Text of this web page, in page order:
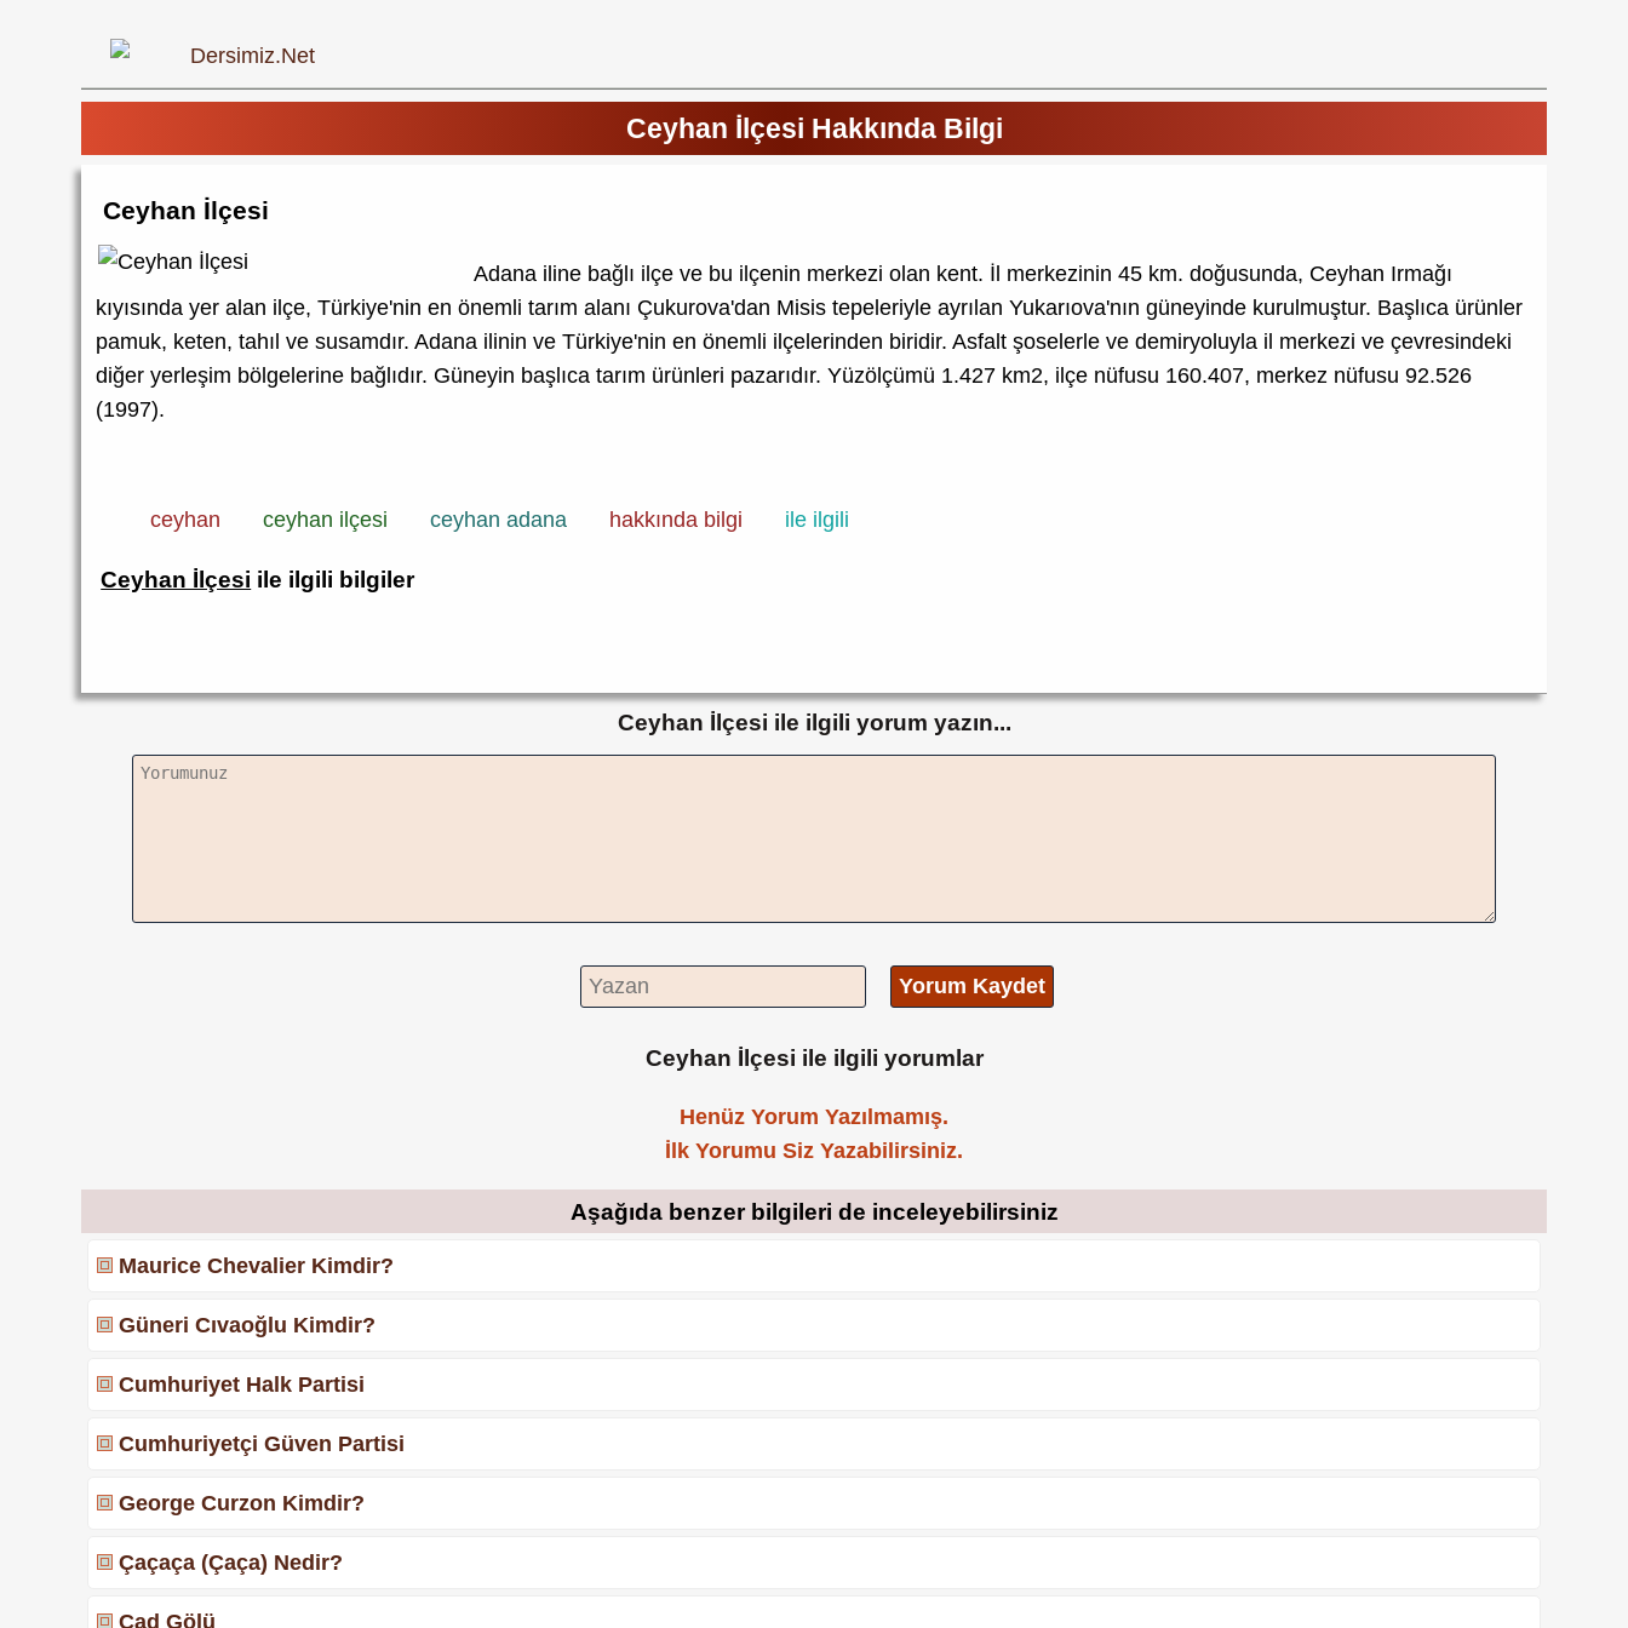
Ceyhan İlçesi Hakkında Bilgi
Ceyhan İlçesi
Adana iline bağlı ilçe ve bu ilçenin merkezi olan kent. İl merkezinin 45 km. doğusunda, Ceyhan Irmağı
kıyısında yer alan ilçe, Türkiye'nin en önemli tarım alanı Çukurova'dan Misis tepeleriyle ayrılan Yukarıova'nın güneyinde kurulmuştur. Başlıca ürünler
pamuk, keten, tahıl ve susamdır. Adana ilinin ve Türkiye'nin en önemli ilçelerinden biridir. Asfalt şoselerle ve demiryoluyla il merkezi ve çevresindeki
diğer yerleşim bölgelerine bağlıdır. Güneyin başlıca tarım ürünleri pazarıdır. Yüzölçümü 1.427 km2, ilçe nüfusu 160.407, merkez nüfusu 92.526
(1997).
ceyhan ceyhan ilçesi ceyhan adana hakkında bilgi ile ilgili
Ceyhan İlçesi ile ilgili bilgiler
Ceyhan İlçesi ile ilgili yorum yazın...
Yorum Kaydet
Ceyhan İlçesi ile ilgili yorumlar
Henüz Yorum Yazılmamış.
İlk Yorumu Siz Yazabilirsiniz.
Aşağıda benzer bilgileri de inceleyebilirsiniz
Maurice Chevalier Kimdir?
Güneri Cıvaoğlu Kimdir?
Cumhuriyet Halk Partisi
Cumhuriyetçi Güven Partisi
George Curzon Kimdir?
Çaçaça (Çaça) Nedir?
Çad Gölü